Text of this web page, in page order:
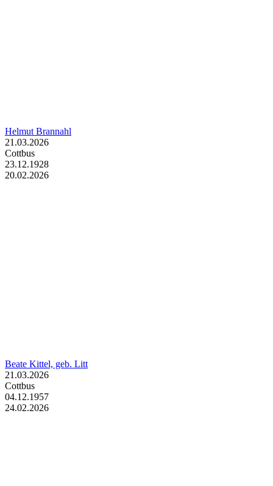
Helmut Brannahl
21.03.2026
Cottbus
23.12.1928
20.02.2026
Beate Kittel, geb. Litt
21.03.2026
Cottbus
04.12.1957
24.02.2026